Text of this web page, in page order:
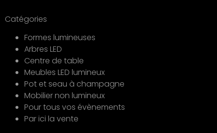
Catégories
Formes lumineuses
Arbres LED
Centre de table
Meubles LED lumineux
Pot et seau à champagne
Mobilier non lumineux
Pour tous vos évènements
Par ici la vente